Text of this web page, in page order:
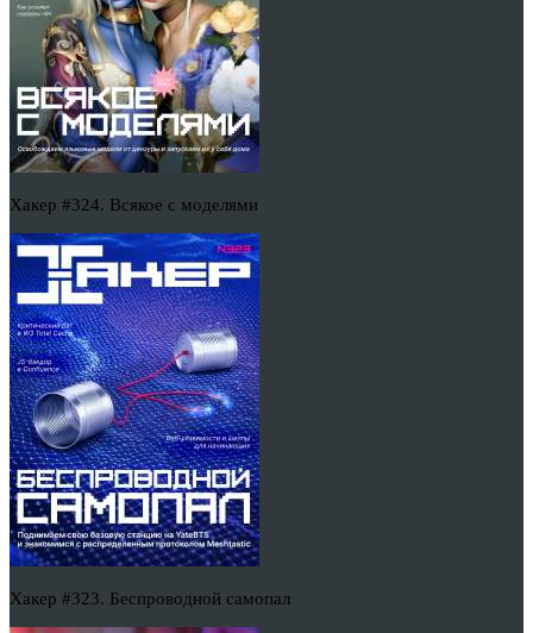
Хакер #324. Всякое с моделями
Хакер #323. Беспроводной самопал